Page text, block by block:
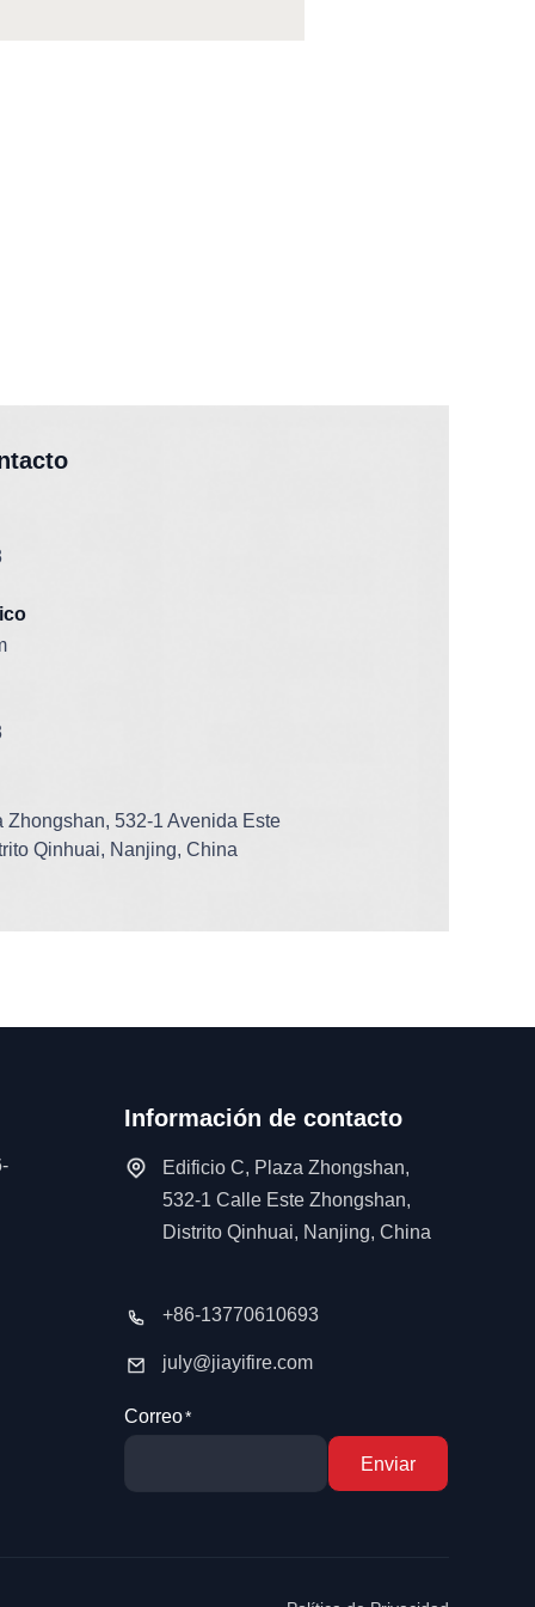
Zhongshan, 532-1 Avenida Este
Qinhuai, Nanjing, China
Correo
Enviar
Información de contacto
Edificio C, Plaza Zhongshan,
532-1 Calle Este Zhongshan,
Distrito Qinhuai, Nanjing, China
+86-13770610693
july@jiayifire.com